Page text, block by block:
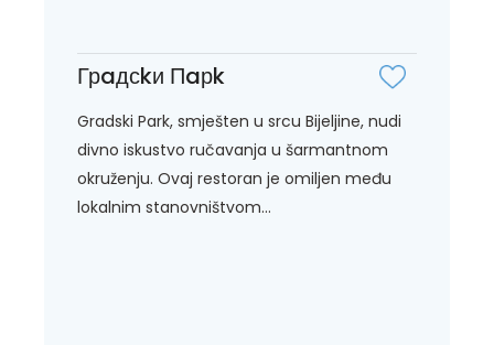
Грaдсkи Пaрk
Gradski Park, smješten u srcu Bijeljine, nudi
divno iskustvo ručavanja u šarmantnom
okruženju. Ovaj restoran je omiljen među
lokalnim stanovništvom...